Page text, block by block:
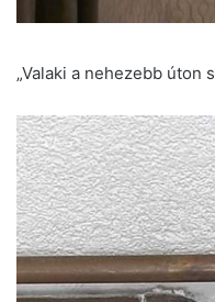
„Valaki a nehezebb úton